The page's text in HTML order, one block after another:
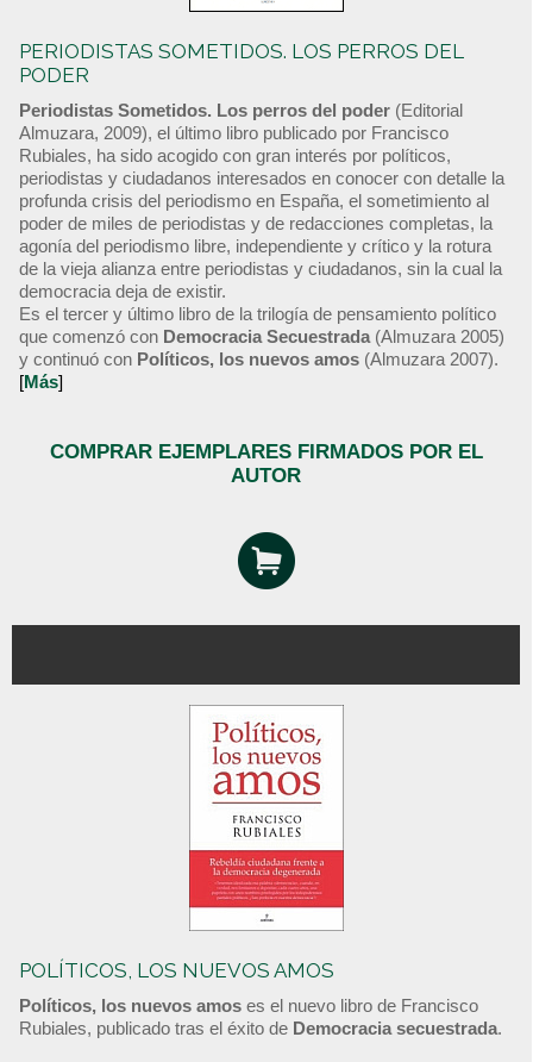
PERIODISTAS SOMETIDOS. LOS PERROS DEL
PODER
Periodistas Sometidos. Los perros del poder (Editorial
Almuzara, 2009), el último libro publicado por Francisco
Rubiales, ha sido acogido con gran interés por políticos,
periodistas y ciudadanos interesados en conocer con detalle la
profunda crisis del periodismo en España, el sometimiento al
poder de miles de periodistas y de redacciones completas, la
agonía del periodismo libre, independiente y crítico y la rotura
de la vieja alianza entre periodistas y ciudadanos, sin la cual la
democracia deja de existir.
Es el tercer y último libro de la trilogía de pensamiento político
que comenzó con Democracia Secuestrada (Almuzara 2005)
y continuó con Políticos, los nuevos amos (Almuzara 2007).
[Más]
COMPRAR EJEMPLARES FIRMADOS POR EL
AUTOR
POLÍTICOS, LOS NUEVOS AMOS
Políticos, los nuevos amos es el nuevo libro de Francisco
Rubiales, publicado tras el éxito de Democracia secuestrada.